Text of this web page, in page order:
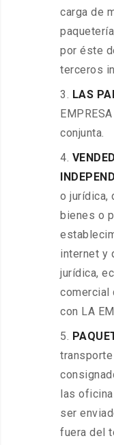
carga de
por éste
terceros
LAS
conjunta.
o jurídica,
bienes o
internet y
jurídica,
comercial
con LA
las
ser
fuera del